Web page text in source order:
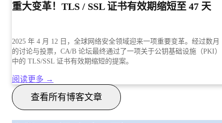
重大变革！TLS / SSL 证书有效期缩短至 47 天
2025 年 4 月 12 日，全球网络安全领域迎来一项重要变革。经过数月
的讨论与投票，CA/B 论坛最终通过了一项关于公钥基础设施（PKI）
中的 TLS/SSL 证书有效期缩短的提案。
阅读更多 →
查看所有博客文章